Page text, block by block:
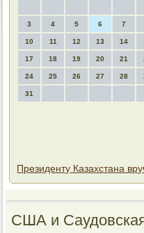
3 4 5 6 7
10 11 12 13 14
17 18 19 20 21
24 25 26 27 28
31
Президенту Казахстана
США и